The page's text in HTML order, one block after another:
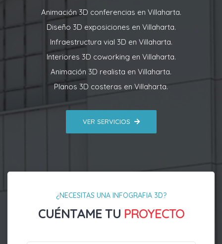
Animación 3D conferencias en Villaharta.
Diseño 3D exposiciones en Villaharta.
Infraestructura vial 3D en Villaharta.
Interiores 3D coworking en Villaharta.
Animación 3D realista en Villaharta.
Planos 3D costeras en Villaharta.
VER SERVICIOS
¿NECESITAS UNA INFOGRAFIA 3D?
CUÉNTAME TU PROYECTO